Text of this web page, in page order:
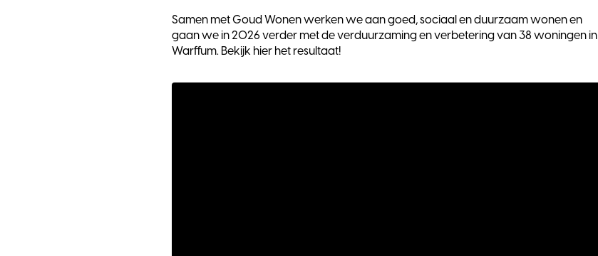
Samen met Goud Wonen werken we aan goed, sociaal en duurzaam wonen en
gaan we in 2026 verder met de verduurzaming en verbetering van 38 woningen in
Warffum. Bekijk hier het resultaat!